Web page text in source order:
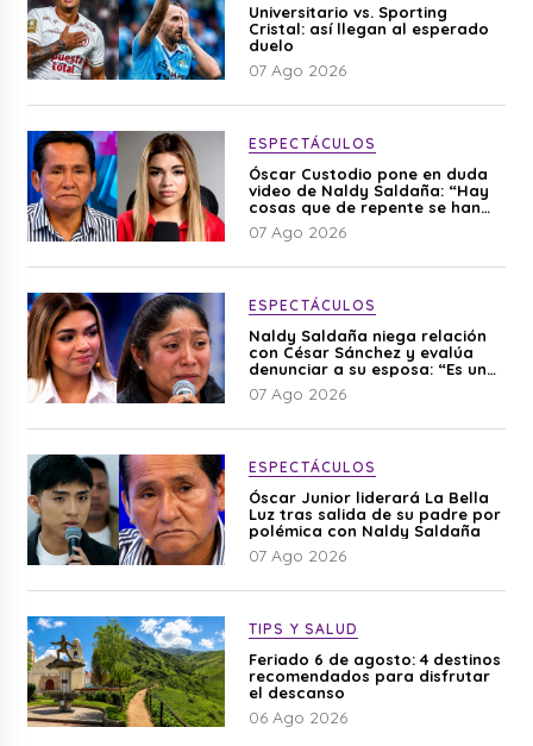
Universitario vs. Sporting
Cristal: así llegan al esperado
duelo
07 Ago 2026
ESPECTÁCULOS
Óscar Custodio pone en duda
video de Naldy Saldaña: “Hay
cosas que de repente se han
editado”
07 Ago 2026
ESPECTÁCULOS
Naldy Saldaña niega relación
con César Sánchez y evalúa
denunciar a su esposa: “Es una
difamación”
07 Ago 2026
ESPECTÁCULOS
Óscar Junior liderará La Bella
Luz tras salida de su padre por
polémica con Naldy Saldaña
07 Ago 2026
TIPS Y SALUD
Feriado 6 de agosto: 4 destinos
recomendados para disfrutar
el descanso
06 Ago 2026